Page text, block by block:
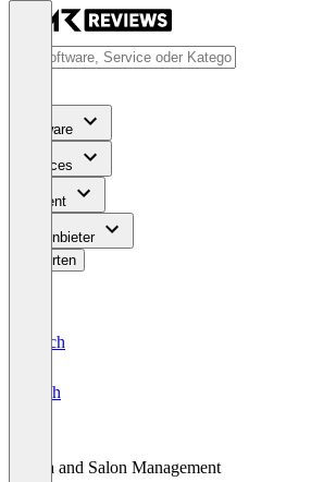
Software
Services
Content
Für Anbieter
Bewerten
Deutsch
English
Spa and Salon Management